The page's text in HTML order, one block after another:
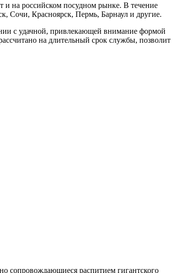
и на российском посудном рынке. В течение
Сочи, Красноярск, Пермь, Барнаул и другие.
с удачной, привлекающей внимание формой
на длительный срок службы, позволит
сопровождающиеся распитием гигантского